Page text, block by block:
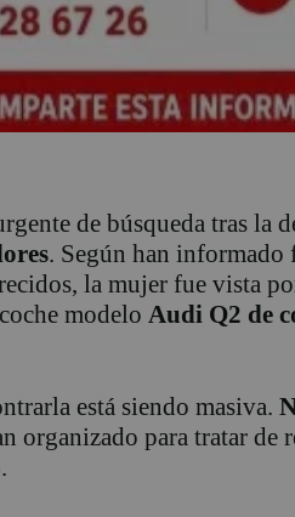
de búsqueda tras la
. Según han informado
la mujer fue vista
modelo Audi Q2 de
está siendo masiva.
organizado para tratar de